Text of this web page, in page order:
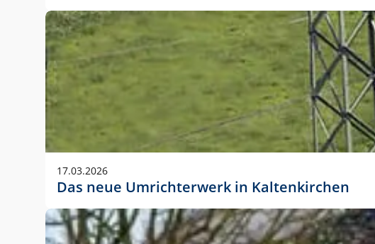
DIN A3 – 15 mm hoch (5 %)
DIN A1 – 39 mm hoch (5 %)
DIN lang – 10 mm hoch (5 %)
1080 x 1080 px – 78 px hoch (7 %)
In Ausnahmefällen darf das Logo jedoch auch größer oder
stets der vorherigen Absprache mit der Marketingabteilung.
17.03.2026
Das neue Umrichterwerk in Kaltenkirchen